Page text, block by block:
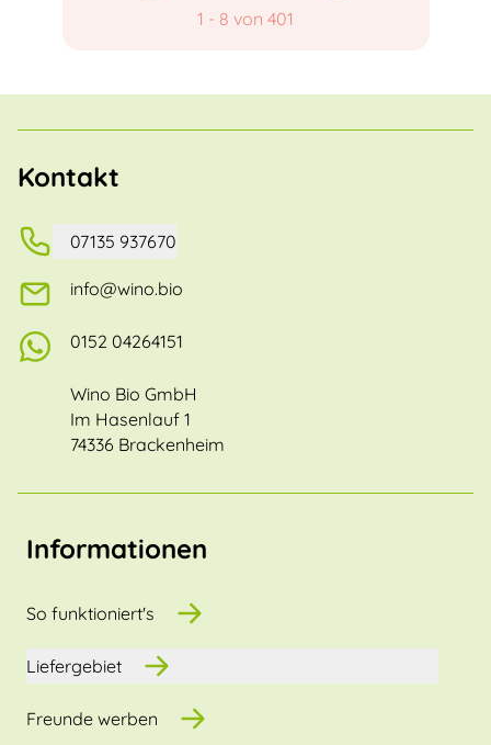
1 - 8 von 401
Kontakt
07135 937670
info@wino.bio
0152 04264151
Wino Bio GmbH
Im Hasenlauf 1
74336 Brackenheim
Informationen
So funktioniert's
Liefergebiet
Freunde werben